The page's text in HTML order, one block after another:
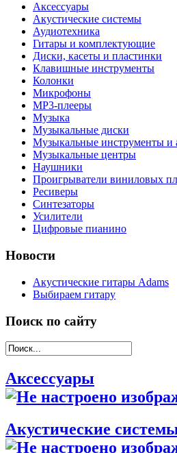
Аксессуары
Акустические системы
Аудиотехника
Гитары и комплектующие
Диски, касеты и пластинки
Клавишные инструменты
Колонки
Микрофоны
МР3-плееры
Музыка
Музыкальные диски
Музыкальные инструменты и
Музыкальные центры
Наушники
Проигрыватели виниловых
Ресиверы
Синтезаторы
Усилители
Цифровые пианино
Новости
Акустические гитары Adams
Выбираем гитару
Поиск по сайту
Аксессуары
Акустические